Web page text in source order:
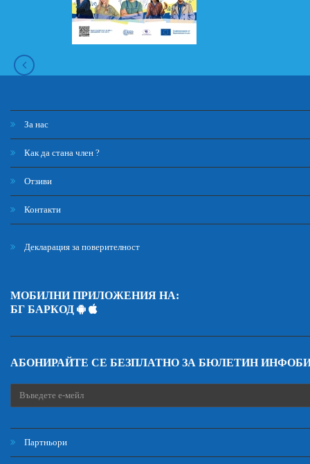
За нас
Как да стана член ?
Отзиви
Контакти
Декларация за поверителност
МОБИЛНИ ПРИЛОЖЕНИЯ НА:
БГ БАРКОД
АБОНИРАЙТЕ СЕ БЕЗПЛАТНО ЗА БЮЛЕТИН
Партньори